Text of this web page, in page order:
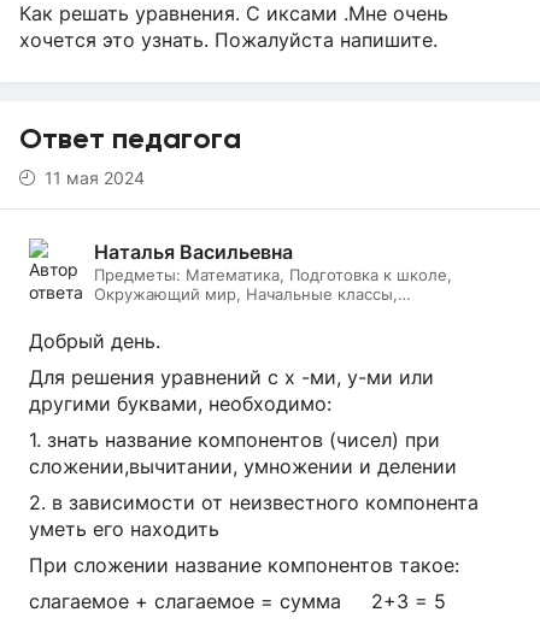
Как решать уравнения. С иксами .Мне очень
хочется это узнать. Пожалуйста напишите.
Ответ педагога
11 мая 2024
Наталья Васильевна
Предметы: Математика, Подготовка к школе,
Окружающий мир, Начальные классы,
Добрый день.
Для решения уравнений с х -ми, у-ми или
другими буквами, необходимо:
1. знать название компонентов (чисел) при
сложении,вычитании, умножении и делении
2. в зависимости от неизвестного компонента
уметь его находить
При сложении название компонентов такое:
слагаемое + слагаемое = сумма 2+3 = 5